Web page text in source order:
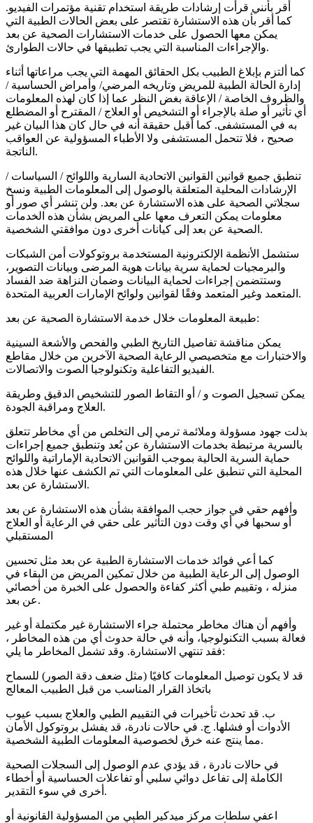
أقر بأنني قرأت إرشادات طريقة استخدام تقنية مؤتمرات الفيديو.
كما أقر بأن هذه الاستشارة تقتصر على بعض الحالات الطبية التي
يمكن معها الحصول على خدمات الاستشارات الصحية عن بعد
والإجراءات المناسبة التي يجب تطبيقها في حالات الطوارئ.
كما ألتزم بإبلاغ الطبيب بكل الحقائق المهمة التي يجب مراعاتها أثناء
إدارة الحالة الطبية للمريض وتاريخه المرضي/ وأمراض الحساسية /
والظروف الخاصة / الإعاقة بغض النظر عما إذا كان لهذه المعلومات
أي تأثير أو صلة بالإجراء أو التشخيص أو العلاج / المقترح أو المضطلع
به في المستشفى. كما أقبل حقيقة أنه في حال كان هذا البيان غير
صحيح ، فلا تتحمل المستشفى ولا الأطباء المسؤولية عن العواقب
الناتجة.
تنطبق جميع قوانين القوانين الاتحادية السارية واللوائح / السياسات /
الإرشادات المحلية المتعلقة بالوصول إلى المعلومات الطبية ونسخ
سجلاتي الصحية على هذه الاستشارة عن بعد. ولن تنشر أي صور أو
معلومات يمكن التعرف معها على المريض بشأن هذه الخدمات
الصحية عن بعد إلى كيانات أخرى دون موافقتي الشخصية.
ستشمل الأنظمة الإلكترونية المستخدمة بروتوكولات أمن الشبكات
والبرمجيات لحماية سرية بيانات هوية المرضى وبيانات التصوير،
وستتضمن إجراءات لحماية البيانات وضمان النزاهة ضد الفساد
المتعمد وغير المتعمد وفقًا لقوانين ولوائح الإمارات العربية المتحدة.
طبيعة المعلومات خلال خدمة الاستشارة الصحية عن بعد:
يمكن مناقشة تفاصيل التاريخ الطبي والفحص والأشعة السينية
والاختبارات مع متخصيصي الرعاية الصحية الآخرين من خلال مقاطع
الفيديو التفاعلية وتكنولوجيا الصوت والاتصالات.
يمكن تسجيل الصوت و / أو التقاط الصور للتشخيص الدقيق وطريقة
العلاج ومراقبة الجودة.
بذلت جهود مسؤولة وملائمة ترمي إلى التخلص من أي مخاطر تتعلق
بالسرية مرتبطة بخدمات الاستشارة عن بُعد وتنطبق جميع إجراءات
حماية السرية الحالية بموجب القوانين الاتحادية الإماراتية واللوائح
المحلية التي تنطبق على المعلومات التي تم الكشف عنها خلال هذه
الاستشارة عن بعد.
وأفهم حقي في جواز حجب الموافقة بشأن هذه الاستشارة عن بعد
أو سحبها في أي وقت دون التأثير على حقي في الرعاية أو العلاج
المستقبلي
كما أعي فوائد خدمات الاستشارة الطبية عن بعد مثل تحسين
الوصول إلى الرعاية الطبية من خلال تمكين المريض من البقاء في
منزله ، وتقييم طبي أكثر كفاءة والحصول على الخبرة من أخصائي
عن بعد.
وأفهم أن هناك مخاطر محتملة جراء الاستشارة غير مكتملة أو غير
فعالة بسبب التكنولوجيا، وأنه في حالة حدوث أي من هذه المخاطر ،
فقد تنتهي الاستشارة. وقد تشمل المخاطر ما يلي:
قد لا يكون توصيل المعلومات كافيًا (مثل ضعف دقة الصور) للسماح
باتخاذ القرار المناسب من قبل الطبيب المعالج
ب. قد تحدث تأخيرات في التقييم الطبي والعلاج بسبب عيوب
الأدوات أو فشلها. ج. في حالات نادرة، قد يفشل بروتوكول الأمان
مما ينتج عنه خرق لخصوصية المعلومات الطبية الشخصية.
في حالات نادرة ، قد يؤدي عدم الوصول إلى السجلات الصحية
الكاملة إلى تفاعل دوائي سلبي أو تفاعلات الحساسية أو أخطاء
أخرى في سوء التقدير.
اعفي سلطات مركز ميدكير الطبي من المسؤولية القانونية أو